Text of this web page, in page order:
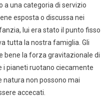
a una categoria di servizio
esposta o discussa nei
lui era stato il punto fisso
tutta la nostra famiglia. Gli
la forza gravitazionale di
i pianeti ruotano ciecamente
natura non possono mai
accecati.